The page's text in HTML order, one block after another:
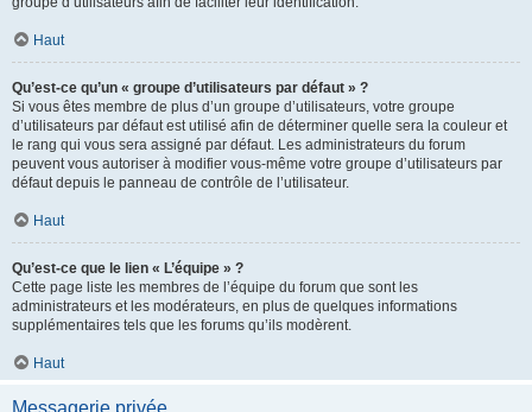
Haut
Qu’est-ce qu’un « groupe d’utilisateurs par défaut » ?
Si vous êtes membre de plus d’un groupe d’utilisateurs, votre groupe
d’utilisateurs par défaut est utilisé afin de déterminer quelle sera la couleur et
le rang qui vous sera assigné par défaut. Les administrateurs du forum
peuvent vous autoriser à modifier vous-même votre groupe d’utilisateurs par
défaut depuis le panneau de contrôle de l’utilisateur.
Haut
Qu’est-ce que le lien « L’équipe » ?
Cette page liste les membres de l’équipe du forum que sont les
administrateurs et les modérateurs, en plus de quelques informations
supplémentaires tels que les forums qu’ils modèrent.
Haut
Messagerie privée